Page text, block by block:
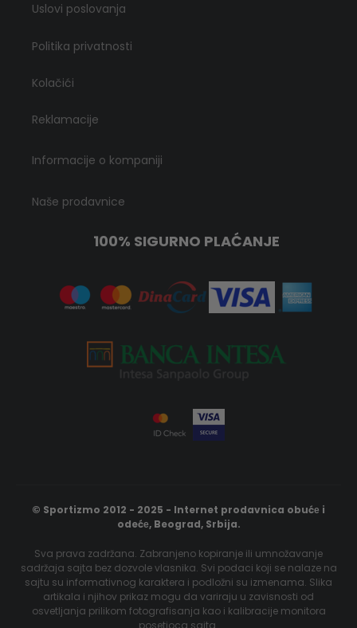
Uslovi poslovanja
Politika privatnosti
Kolačići
Reklamacije
Informacije o kompaniji
Naše prodavnice
100% SIGURNO PLAĆANJE
© Sportizmo 2012 - 2025 - Internet prodavnica obućе i
odećе, Beograd, Srbija.
Sva prava zadržana. Zabranjeno kopiranje ili umnožavanje
sadržaja sajta bez dozvole vlasnika. Svi podaci koji se nalaze na
sajtu su informativnog karaktera i podložni su izmenama. Slika
artikala i njihov prikaz mogu da variraju u zavisnosti od
osvetljanja prilikom fotografisanja kao i kalibracije monitora
posetioca sajta.